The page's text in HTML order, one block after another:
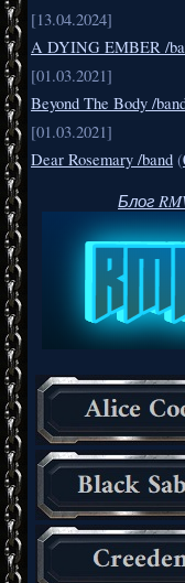
[13.04.2024]
A DYING EMBER /
[01.03.2021]
Beyond The Body /
[01.03.2021]
Dear Rosemary /band (
Блог